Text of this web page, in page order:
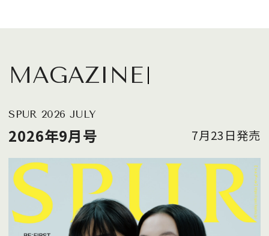
MAGAZINE
SPUR 2026 JULY
2026年9月号 7月23日発売